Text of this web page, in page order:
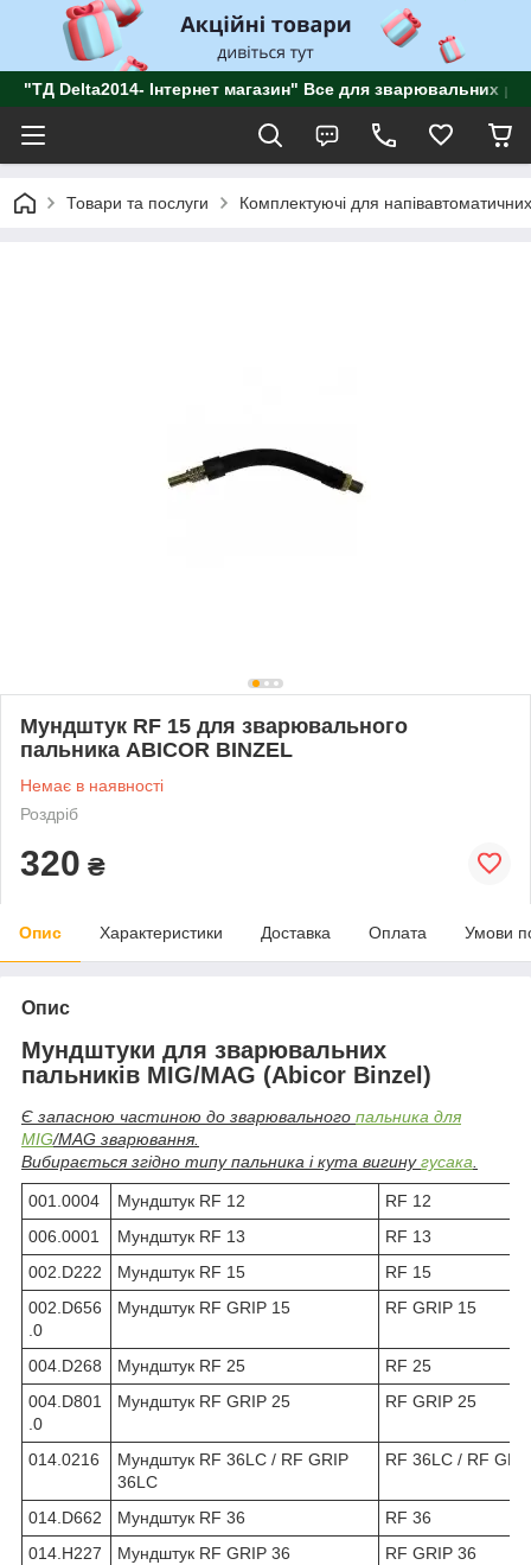
"ТД Delta2014- Інтернет магазин" Все для зварювальних
Товари та послуги Комплектуючі для
Мундштук RF 15 для зварювального
пальника ABICOR BINZEL
Немає в наявності
Роздріб
320 ₴
Опис Характеристики Доставка Оплата Умови
Опис
Мундштуки для зварювальних
пальників MIG/MAG (Abicor Binzel)
Є запасною частиною до зварювального пальника для
MIG/MAG зварювання.
Вибирається згідно типу пальника і кута вигинугусака.
001.0004 Мундштук RF 12
RF 12
006.0001
Мундштук RF 13
RF 13
002.D222
Мундштук RF 15
RF 15
002.D656
.0
Мундштук RF GRIP 15 RF GRIP 15
004.D268 Мундштук RF 25
RF 25
004.D801
.0
Мундштук RF GRIP 25 RF GRIP 25
014.0216
Мундштук RF 36LC / RF GRIP
36LC
RF 36LC / RF
014.D662 Мундштук RF 36
RF 36
014.H227
Мундштук RF GRIP 36 RF GRIP 36